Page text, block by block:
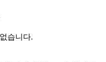
습니다.